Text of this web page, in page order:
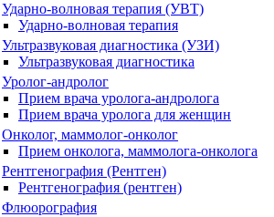
Ударно-волновая терапия (УВТ)
Ударно-волновая терапия
Ультразвуковая диагностика (УЗИ)
Ультразвуковая диагностика
Уролог-андролог
Прием врача уролога-андролога
Прием врача уролога для женщин
Онколог, маммолог-онколог
Прием онколога, маммолога-онколога
Рентгенография (Рентген)
Рентгенография (рентген)
Флюорография